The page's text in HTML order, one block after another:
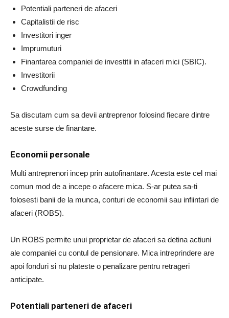
Potentiali parteneri de afaceri
Capitalistii de risc
Investitori inger
Imprumuturi
Finantarea companiei de investitii in afaceri mici (SBIC).
Investitorii
Crowdfunding
Sa discutam cum sa devii antreprenor folosind fiecare dintre
aceste surse de finantare.
Economii personale
Multi antreprenori incep prin autofinantare. Acesta este cel mai
comun mod de a incepe o afacere mica. S-ar putea sa-ti
folosesti banii de la munca, conturi de economii sau infiintari de
afaceri (ROBS).
Un ROBS permite unui proprietar de afaceri sa detina actiuni
ale companiei cu contul de pensionare. Mica intreprindere are
apoi fonduri si nu plateste o penalizare pentru retrageri
anticipate.
Potentiali parteneri de afaceri